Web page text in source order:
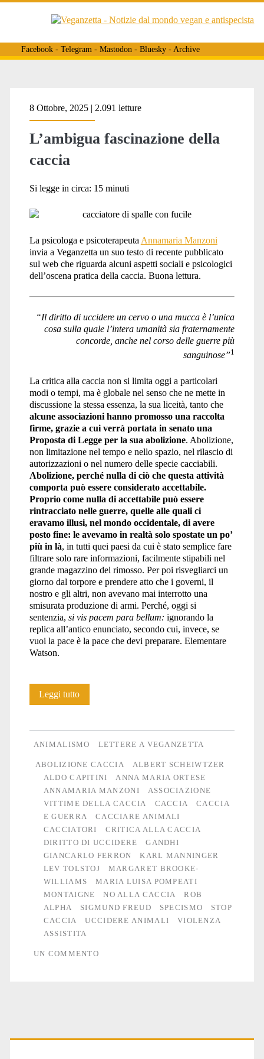
Facebook- Telegram- Mastodon- Bluesky- Archive
Tag:
<span>critica
alla
caccia</span>
8 Ottobre, 2025 | 2.091 letture
L’ambigua fascinazione della
caccia
Si legge in circa: 15 minuti
La psicologa e psicoterapeuta Annamaria Manzoni
invia a Veganzetta un suo testo di recente pubblicato
sul web che riguarda alcuni aspetti sociali e psicologici
dell’oscena pratica della caccia. Buona lettura.
“Il diritto di uccidere un cervo o una mucca è l’unica
cosa sulla quale l’intera umanità sia fraternamente
concorde, anche nel corso delle guerre più
sanguinose”1
La critica alla caccia non si limita oggi a particolari
modi o tempi, ma è globale nel senso che ne mette in
discussione la stessa essenza, la sua liceità, tanto che
alcune associazioni hanno promosso una raccolta
firme, grazie a cui verrà portata in senato una
Proposta di Legge per la sua abolizione. Abolizione,
non limitazione nel tempo e nello spazio, nel rilascio di
autorizzazioni o nel numero delle specie cacciabili.
Abolizione, perché nulla di ciò che questa attività
comporta può essere considerato accettabile.
Proprio come nulla di accettabile può essere
rintracciato nelle guerre, quelle alle quali ci
eravamo illusi, nel mondo occidentale, di avere
posto fine: le avevamo in realtà solo spostate un po’
più in là, in tutti quei paesi da cui è stato semplice fare
filtrare solo rare informazioni, facilmente stipabili nel
grande magazzino del rimosso. Per poi risvegliarci un
giorno dal torpore e prendere atto che i governi, il
nostro e gli altri, non avevano mai interrotto una
smisurata produzione di armi. Perché, oggi si
sentenzia, si vis pacem para bellum: ignorando la
replica all’antico enunciato, secondo cui, invece, se
vuoi la pace è la pace che devi preparare. Elementare
Watson.
Leggi tuttoL’ambigua
ANIMALISMO LETTERE A VEGANZETTA
ABOLIZIONE CACCIA
ALBERT SCHEIWTZER
ALDO CAPITINI
ANNA MARIA ORTESE
ANNAMARIA MANZONI
ASSOCIAZIONE
VITTIME DELLA CACCIA
CACCIA
CACCIA
E GUERRA
CACCIARE ANIMALI
CACCIATORI
CRITICA ALLA CACCIA
DIRITTO DI UCCIDERE
GANDHI
GIANCARLO FERRON
KARL MANNINGER
LEV TOLSTOJ
MARGARET BROOKE-
WILLIAMS
MARIA LUISA POMPEATI
MONTAIGNE
NO ALLA CACCIA
ROB
ALPHA
SIGMUND FREUD SPECISMO
STOP
CACCIA
UCCIDERE ANIMALI
VIOLENZA
ASSISTITA
UN COMMENTO
Primary